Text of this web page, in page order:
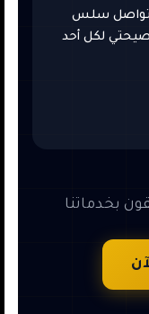
التواصل سلس
نصيحتي لكل أحد